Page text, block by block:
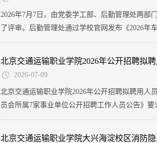
​2026年7月7日，由党委学工部、后勤管理处两部
了评审。后勤管理处通过学校官网发布《2026
北京交通运输职业学院2026年公开招聘拟
2026-07-09
北京交通运输职业学院2026年公开招聘拟聘用人
员会所属7家事业单位公开招聘工作人员公告》
北京交通运输职业学院大兴海淀校区消防